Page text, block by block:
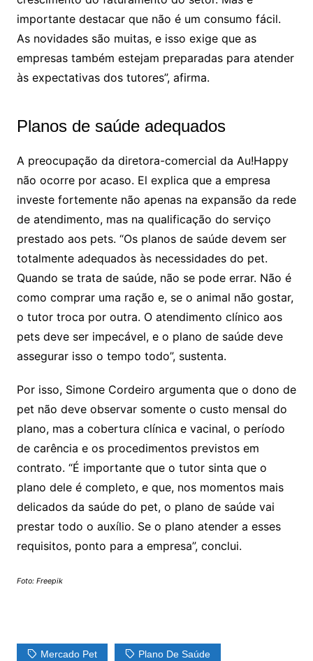
importante destacar que não é um consumo fácil.
As novidades são muitas, e isso exige que as
empresas também estejam preparadas para atender
às expectativas dos tutores”, afirma.
Planos de saúde adequados
A preocupação da diretora-comercial da Au!Happy
não ocorre por acaso. El explica que a empresa
investe fortemente não apenas na expansão da rede
de atendimento, mas na qualificação do serviço
prestado aos pets. “Os planos de saúde devem ser
totalmente adequados às necessidades do pet.
Quando se trata de saúde, não se pode errar. Não é
como comprar uma ração e, se o animal não gostar,
o tutor troca por outra. O atendimento clínico aos
pets deve ser impecável, e o plano de saúde deve
assegurar isso o tempo todo”, sustenta.
Por isso, Simone Cordeiro argumenta que o dono de
pet não deve observar somente o custo mensal do
plano, mas a cobertura clínica e vacinal, o período
de carência e os procedimentos previstos em
contrato. “É importante que o tutor sinta que o
plano dele é completo, e que, nos momentos mais
delicados da saúde do pet, o plano de saúde vai
prestar todo o auxílio. Se o plano atender a esses
requisitos, ponto para a empresa”, conclui.
Foto: Freepik
Mercado Pet Plano De Saúde